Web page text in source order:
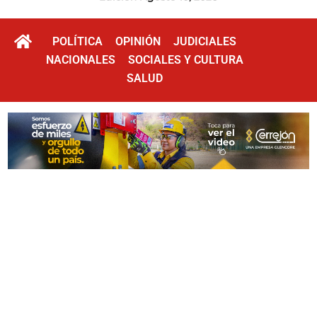
POLÍTICA OPINIÓN
JUDICIALES
NACIONALES
SOCIALES Y CULTURA
SALUD